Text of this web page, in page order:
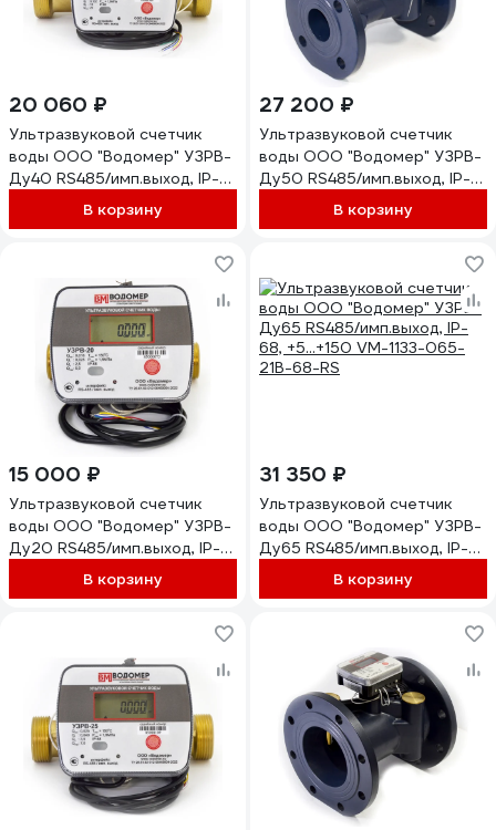
20 060 ₽
Ультразвуковой счетчик
воды ООО "Водомер" УЗРВ-
Ду40 RS485/имп.выход, IP-
68, +5...+150 VM-1133-040-
В корзину
27 200 ₽
Ультразвуковой счетчик
воды ООО "Водомер" УЗРВ-
Ду50 RS485/имп.выход, IP-
68, +5...+150 VM-1133-050-
В корзину
15 000 ₽
Ультразвуковой счетчик
воды ООО "Водомер" УЗРВ-
Ду20 RS485/имп.выход, IP-
68, +5...+150 VM-1133-020-
В корзину
31 350 ₽
Ультразвуковой счетчик
воды ООО "Водомер" УЗРВ-
Ду65 RS485/имп.выход, IP-
68, +5...+150 VM-1133-065-
В корзину